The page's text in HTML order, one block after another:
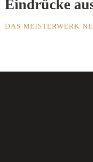
Eindrücke
DAS MEISTERWERK